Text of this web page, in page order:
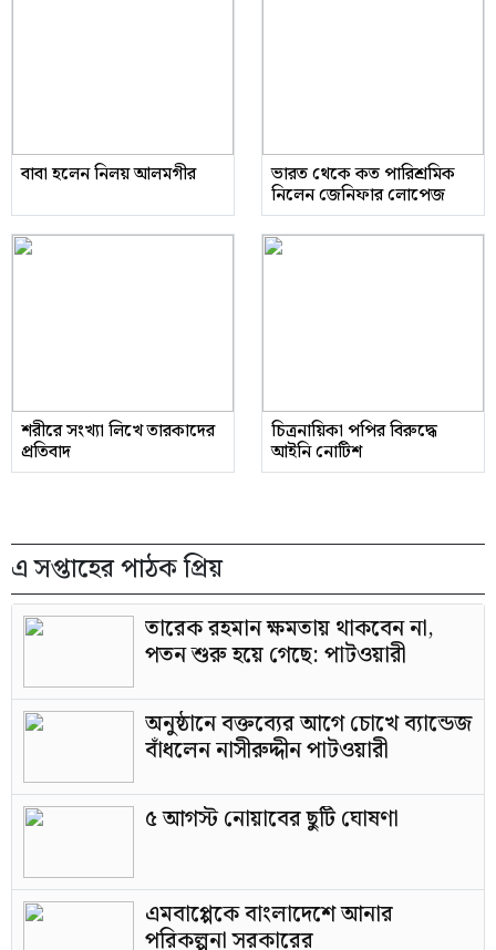
বাবা হলেন নিলয় আলমগীর ভারত থেকে কত পারিশ্রমিক
নিলেন জেনিফার লোপেজ
শরীরে সংখ্যা লিখে তারকাদের
প্রতিবাদ
চিত্রনায়িকা পপির বিরুদ্ধে
আইনি নোটিশ
এ সপ্তাহের পাঠক প্রিয়
তারেক রহমান ক্ষমতায় থাকবেন না,
পতন শুরু হয়ে গেছে: পাটওয়ারী
অনুষ্ঠানে বক্তব্যের আগে চোখে ব্যান্ডেজ
বাঁধলেন নাসীরুদ্দীন পাটওয়ারী
৫ আগস্ট নোয়াবের ছুটি ঘোষণা
এমবাপ্পেকে বাংলাদেশে আনার
পরিকল্পনা সরকারের